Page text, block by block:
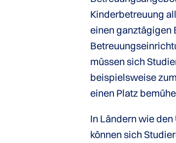
Kinderbetreuung
einen ganztägigen
müssen sich
beispielsweise
einen Platz
In Ländern wie
können sich